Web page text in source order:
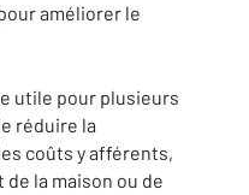
améliorer le
utile pour plusieurs
réduire la
coûts y afférents,
la maison ou de